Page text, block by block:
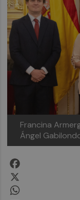
Francina
Ángel